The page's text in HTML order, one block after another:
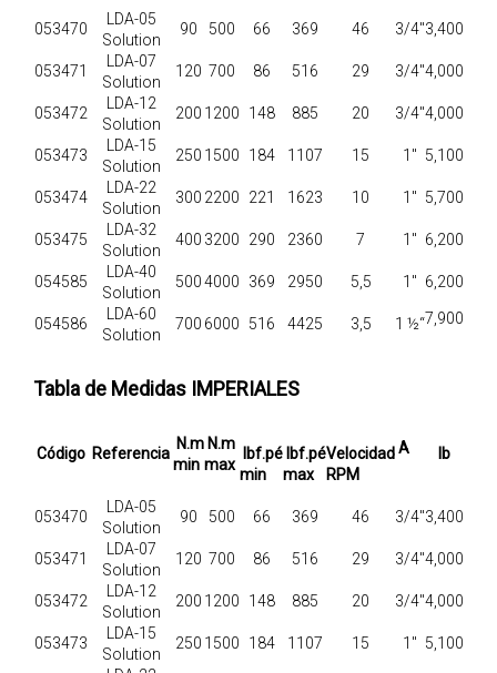
053470
LDA-05
Solution
90 500 66 369 46 3/4"3,400
053471
LDA-07
Solution
120 700 86 516 29 3/4"4,000
053472
LDA-12
Solution
200 1200 148 885 20 3/4"4,000
053473
LDA-15
Solution
250 1500 184 1107 15 1" 5,100
053474
LDA-22
Solution
300 2200 221 1623 10 1" 5,700
053475
LDA-32
Solution
400 3200 290 2360 7 1" 6,200
054585
LDA-40
Solution
5004000 369 2950 5,5 1" 6,200
054586
LDA-60
Solution
700 6000 516 4425 3,5 1 ½“7,900
Tabla de Medidas IMPERIALES
Código Referencia
N.m
min
N.m
max
lbf.pé
min
lbf.pé
max
Velocidad
RPM
A lb
053470
LDA-05
Solution
90 500 66 369 46 3/4"3,400
053471
LDA-07
Solution
120 700 86 516 29 3/4"4,000
053472
LDA-12
Solution
200 1200 148 885 20 3/4"4,000
053473
LDA-15
Solution
250 1500 184 1107 15 1" 5,100